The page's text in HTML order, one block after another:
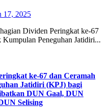
17, 2025
Dividen Peringkat ke-67
Peneguhan Jatidiri...
ke-67 dan Ceramah
Jatidiri (KPJ) bagi
DUN Gaal, DUN
Selising